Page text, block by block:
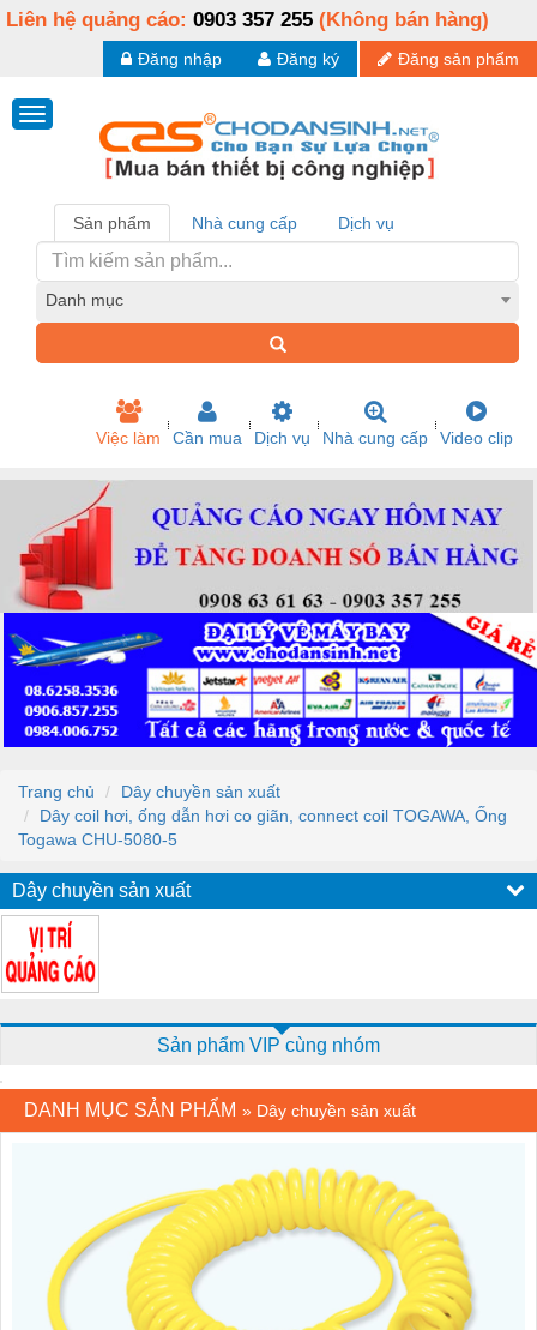
Liên hệ quảng cáo: 0903 357 255 (Không bán hàng)
Đăng sản phẩm
Đăng ký
Đăng nhập
Sản phẩm Nhà cung cấp Dịch vụ
Danh mục
Việc làm Cần mua Dịch vụ Nhà cung cấp Video clip
Trang chủ
Dây chuyền sản xuất
Dây coil hơi, ống dẫn hơi co giãn, connect coil TOGAWA, Ống
Togawa CHU-5080-5
Dây chuyền sản xuất
Sản phẩm VIP cùng nhóm
DANH MỤC SẢN PHẨM » Dây chuyền sản xuất